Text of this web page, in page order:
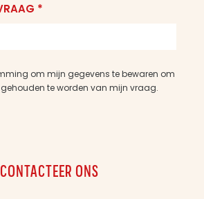
*
om mijn gegevens te bewaren om
te worden van mijn vraag.
CONTACTEER ONS